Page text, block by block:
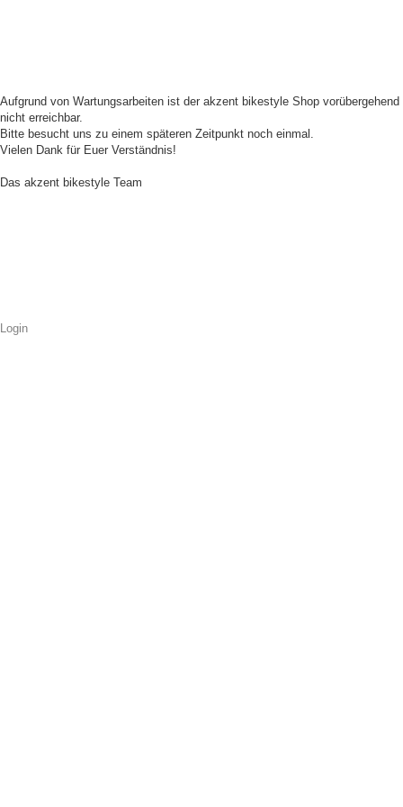
Aufgrund von Wartungsarbeiten ist der akzent bikestyle Shop vorübergehend
nicht erreichbar.
Bitte besucht uns zu einem späteren Zeitpunkt noch einmal.
Vielen Dank für Euer Verständnis!
Das akzent bikestyle Team
Login